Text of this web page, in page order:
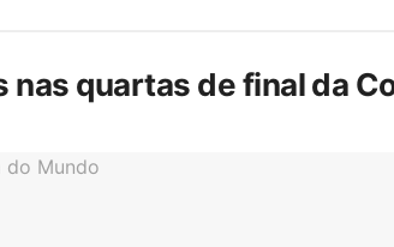
quartas de final da